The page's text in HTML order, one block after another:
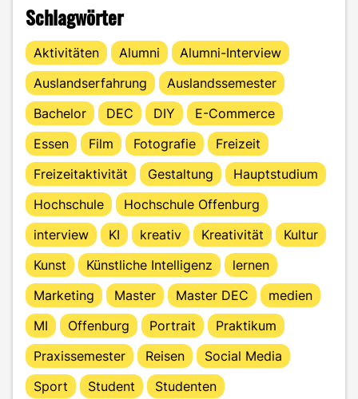
Schlagwörter
Aktivitäten Alumni
Alumni-Interview
Auslandserfahrung
Auslandssemester
Bachelor
DEC DIY
E-Commerce
Essen
Film Fotografie
Freizeit
Freizeitaktivität
Gestaltung
Hauptstudium
Hochschule
Hochschule Offenburg
interview
KI kreativ Kreativität
Kultur
Kunst
Künstliche Intelligenz
lernen
Marketing
Master Master DEC
medien
MI
Offenburg Portrait
Praktikum
Praxissemester
Reisen
Social Media
Sport
Student Studenten